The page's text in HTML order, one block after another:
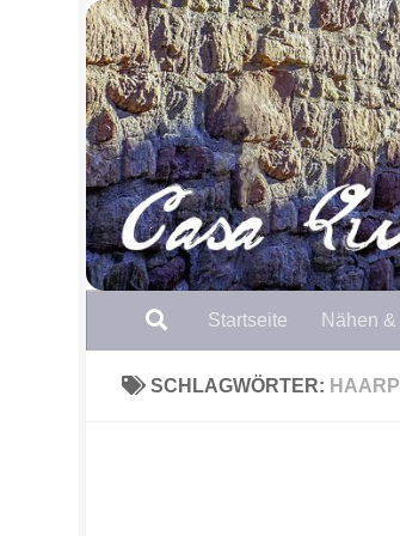
Zum Inhalt springen
Startseite Nähen &
SCHLAGWÖRTER: